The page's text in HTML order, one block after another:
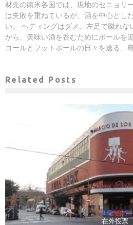
材先の南米各国では、現地のセニョリ
は失敗を重ねているが、酒を中心とし
い。 ヘディングはダメ。左足で蹴れ
がら、美味い酒を呑むためにボールを
コールとフットボールの日々を送る、
Related Posts
在外投票